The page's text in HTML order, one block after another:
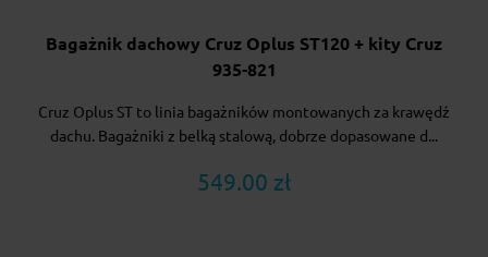
Bagażnik dachowy Cruz Oplus ST120 + kity Cruz
935-821
Cruz Oplus ST to linia bagażników montowanych za krawędź
dachu. Bagażniki z belką stalową, dobrze dopasowane d...
549.00 zł